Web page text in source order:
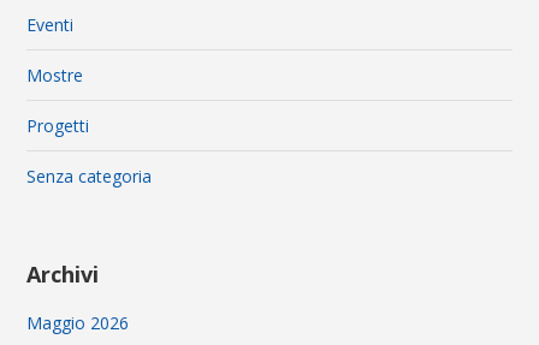
Eventi
Mostre
Progetti
Senza categoria
Archivi
Maggio 2026